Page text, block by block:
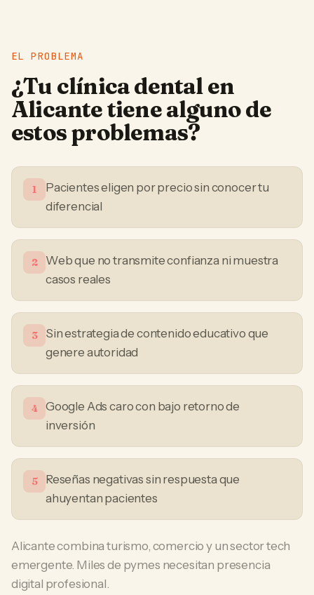
EL PROBLEMA
¿Tu clínica dentalen
Alicantetiene alguno de
estos problemas?
1
Pacientes eligen por precio sin conocer tu
diferencial
2
Web que no transmite confianza ni muestra
casos reales
3
Sin estrategia de contenido educativo que
genere autoridad
4
Google Ads caro con bajo retorno de
inversión
5
Reseñas negativas sin respuesta que
ahuyentan pacientes
Alicante combina turismo, comercio y un sector tech
emergente. Miles de pymes necesitan presencia
digital profesional.